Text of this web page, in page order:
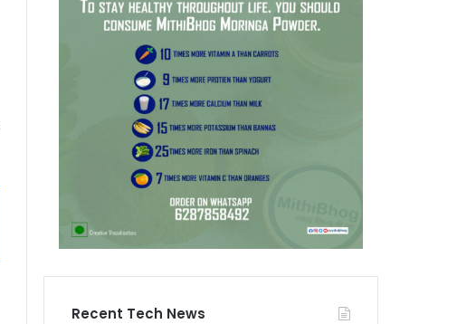
Recent Tech News